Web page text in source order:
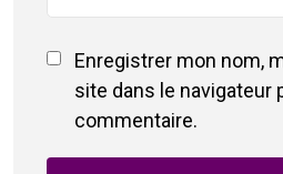
Enregistrer mon nom,
site dans le navigateur
commentaire.